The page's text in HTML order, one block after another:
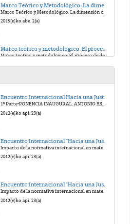
Marco Teórico y Metodológico: La dimensión colectiva del bienestar
2015(e)ko abe. 2(a)
Marco teórico y metodológico: El proceso de desarollo de las capacidades
Marco teórico y metodológico: El proceso de desarollo de las capacidades
Módulo 2: Categorías colectivas del desarrollo: Los principios de autonomía y complejidad
Módulo 2: Categorías colectivas del desarrollo: El principio de complejidad
2015(e)ko abe. 2(a)
Módulo 2: Categorías colectivas del desarrollo: Las capacidades colectivas
2015(e)ko abe. 2(a)
Encuentro Internacional Hacia una Justicia Victimal. Homenaje al Prof. Antonio Beristain
1ª Parte-PONENCIA INAUGURAL. ANTONIO BERISTAIN. UN VIVO RECUERDO.
2012(e)ko api. 23(a)
Impacto de la normativa internacional en materia de víctimas de delitos graves, especialmente de terrorismo y de abuso de poder
2012(e)ko api. 23(a)
Encuentro Internacional "Hacia una Justicia victimal". Homenaje al Prof. Antonio Beristain
Impacto de la normativa internacional en materia de víctimas de delitos graves, especialmente de terrorismo y de abuso de poder
2012(e)ko api. 23(a)